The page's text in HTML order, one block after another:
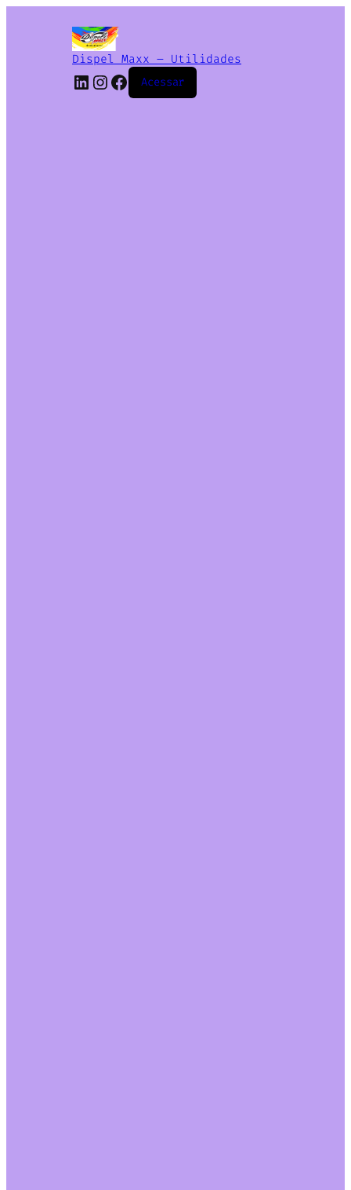
Dispel Maxx – Utilidades
Acessar